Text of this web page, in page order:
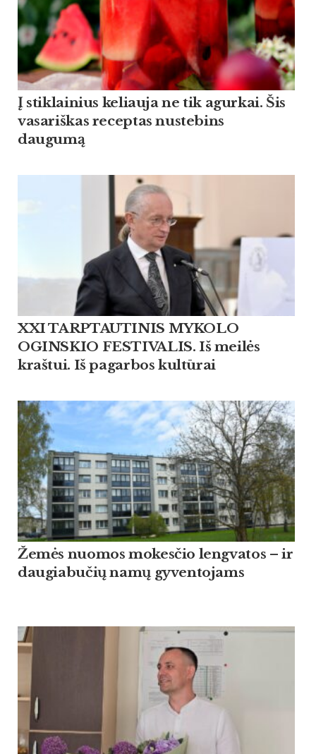
Į stiklainius keliauja ne tik agurkai. Šis
vasariškas receptas nustebins
daugumą
XXI TARPTAUTINIS MYKOLO
OGINSKIO FESTIVALIS. Iš meilės
kraštui. Iš pagarbos kultūrai
Žemės nuomos mokesčio lengvatos – ir
daugiabučių namų gyventojams